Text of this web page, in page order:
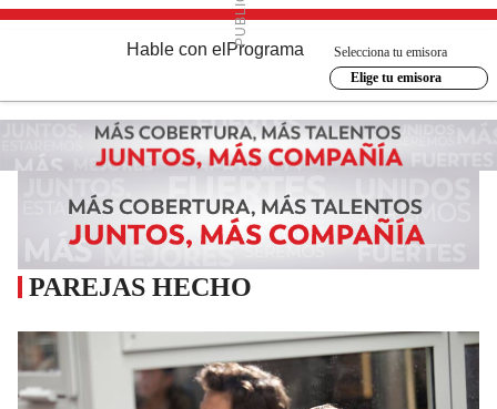
Hable con el Programa
Selecciona tu emisora
Elige tu emisora
PAREJAS HECHO